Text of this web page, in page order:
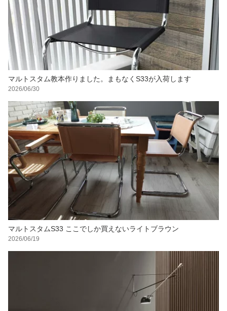
マルトスタム教本作りました。まもなくS33が入荷します
2026/06/30
マルトスタムS33 ここでしか買えないライトブラウン
2026/06/19